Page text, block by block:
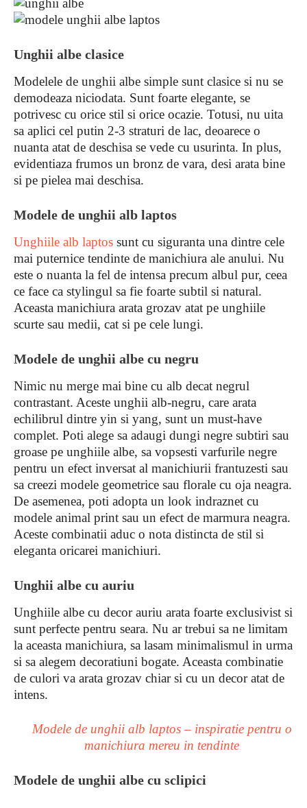
Unghii albe clasice
Modelele de unghii albe simple sunt clasice si nu se
demodeaza niciodata. Sunt foarte elegante, se
potrivesc cu orice stil si orice ocazie. Totusi, nu uita
sa aplici cel putin 2-3 straturi de lac, deoarece o
nuanta atat de deschisa se vede cu usurinta. In plus,
evidentiaza frumos un bronz de vara, desi arata bine
si pe pielea mai deschisa.
Modele de unghii alb laptos
Unghiile alb laptos sunt cu siguranta una dintre cele
mai puternice tendinte de manichiura ale anului. Nu
este o nuanta la fel de intensa precum albul pur, ceea
ce face ca stylingul sa fie foarte subtil si natural.
Aceasta manichiura arata grozav atat pe unghiile
scurte sau medii, cat si pe cele lungi.
Modele de unghii albe cu negru
Nimic nu merge mai bine cu alb decat negrul
contrastant. Aceste unghii alb-negru, care arata
echilibrul dintre yin si yang, sunt un must-have
complet. Poti alege sa adaugi dungi negre subtiri sau
groase pe unghiile albe, sa vopsesti varfurile negre
pentru un efect inversat al manichiurii frantuzesti sau
sa creezi modele geometrice sau florale cu oja neagra.
De asemenea, poti adopta un look indraznet cu
modele animal print sau un efect de marmura neagra.
Aceste combinatii aduc o nota distincta de stil si
eleganta oricarei manichiuri.
Unghii albe cu auriu
Unghiile albe cu decor auriu arata foarte exclusivist si
sunt perfecte pentru seara. Nu ar trebui sa ne limitam
la aceasta manichiura, sa lasam minimalismul in urma
si sa alegem decoratiuni bogate. Aceasta combinatie
de culori va arata grozav chiar si cu un decor atat de
intens.
Modele de unghii alb laptos – inspiratie pentru o
manichiura mereu in tendinte
Modele de unghii albe cu sclipici